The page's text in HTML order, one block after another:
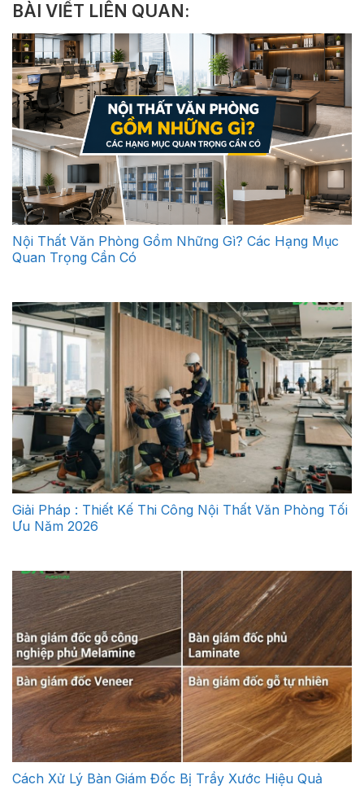
BÀI VIẾT LIÊN QUAN:
Nội Thất Văn Phòng Gồm Những Gì? Các Hạng Mục
Quan Trọng Cần Có
Giải Pháp : Thiết Kế Thi Công Nội Thất Văn Phòng Tối
Ưu Năm 2026
Cách Xử Lý Bàn Giám Đốc Bị Trầy Xước Hiệu Quả